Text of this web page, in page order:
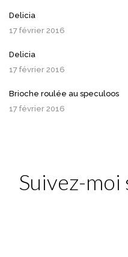
Delicia
17 février 2016
Delicia
17 février 2016
Brioche roulée au speculoos
17 février 2016
Suivez-moi